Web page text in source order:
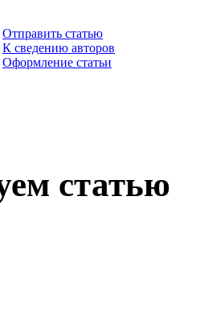
Отправить статью
К сведению авторов
Оформление статьи
статью